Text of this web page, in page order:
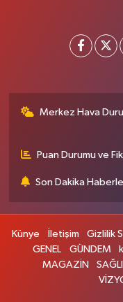
Merkez Hava
Puan Durumu ve
Son Dakika
Künye İletişim Gizlilik
GENEL
GÜNDEM
MAGAZİN